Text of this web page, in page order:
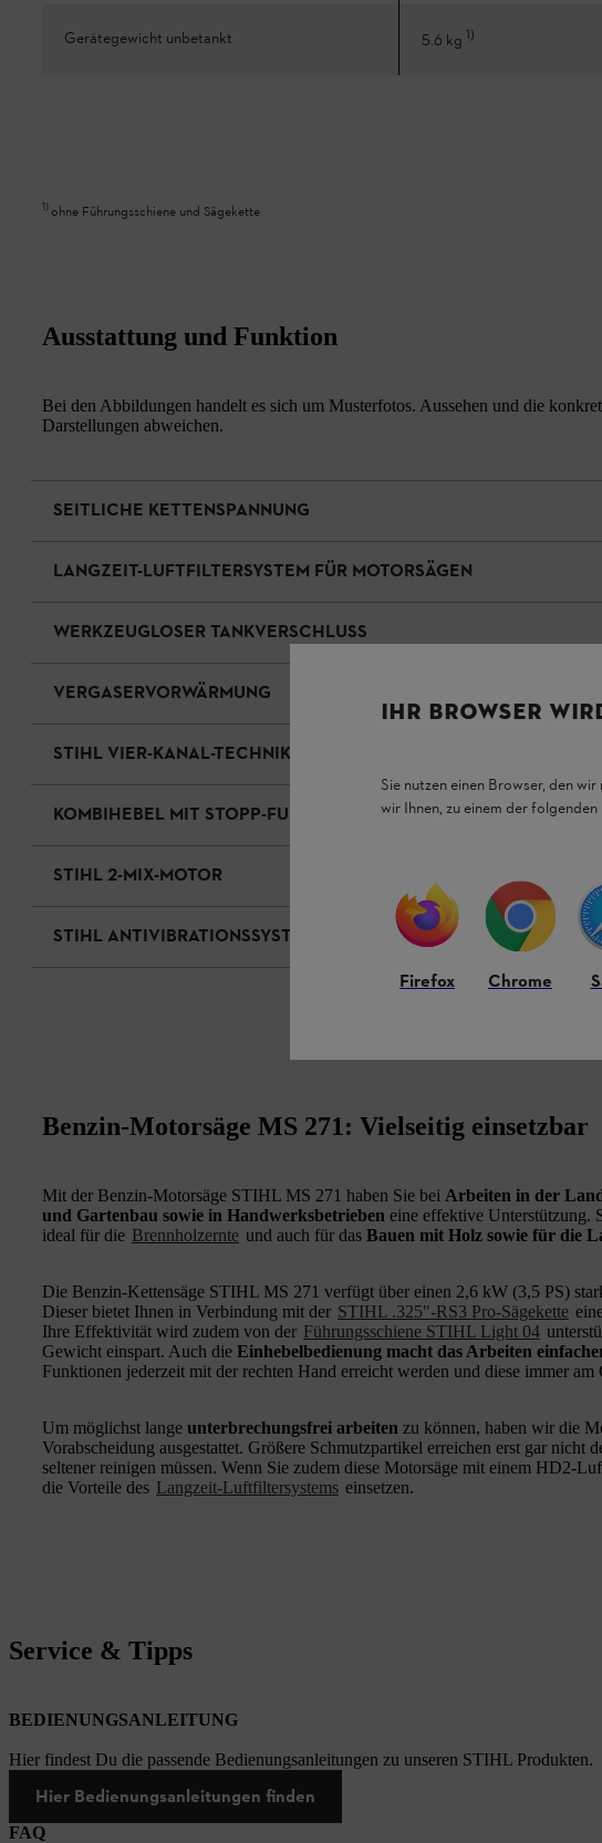
Gerätegewicht unbetankt 5.6 kg 1)
1) ohne Führungsschiene und Sägekette
Ausstattung und Funktion
Bei den Abbildungen handelt es sich um Musterfotos. Aussehen und die
Darstellungen abweichen.
SEITLICHE KETTENSPANNUNG
LANGZEIT-LUFTFILTERSYSTEM FÜR MOTORSÄGEN
WERKZEUGLOSER TANKVERSCHLUSS
VERGASERVORWÄRMUNG
STIHL VIER-KANAL-TECHNIK
KOMBIHEBEL MIT STOPP-FUNKTION
STIHL 2-MIX-MOTOR
STIHL ANTIVIBRATIONSSYSTEM
Benzin-Motorsäge MS 271: Vielseitig einsetzbar
Mit der Benzin-Motorsäge STIHL MS 271 haben Sie bei Arbeiten in der
und Gartenbau sowie in Handwerksbetrieben eine effektive Unterstützung.
ideal für die Brennholzernte und auch für das Bauen mit Holz sowie für die
Die Benzin-Kettensäge STIHL MS 271 verfügt über einen 2,6 kW (3,5 PS)
Dieser bietet Ihnen in Verbindung mit der STIHL .325"-RS3 Pro-Sägekette
Ihre Effektivität wird zudem von der Führungsschiene STIHL Light 04
Gewicht einspart. Auch die Einhebelbedienung macht das Arbeiten
Funktionen jederzeit mit der rechten Hand erreicht werden und diese immer
Um möglichst lange unterbrechungsfrei arbeiten zu können, haben wir die
Vorabscheidung ausgestattet. Größere Schmutzpartikel erreichen erst gar nicht
seltener reinigen müssen. Wenn Sie zudem diese Motorsäge mit einem HD2-
die Vorteile des Langzeit-Luftfiltersystems einsetzen.
Service & Tipps
BEDIENUNGSANLEITUNG
Hier findest Du die passende Bedienungsanleitungen zu unseren STIHL Produkten.
Hier Bedienungsanleitungen finden
FAQ
IHR BROWSER
Sie nutzen einen Browser, den
wir Ihnen, zu einem der
Firefox Chrome